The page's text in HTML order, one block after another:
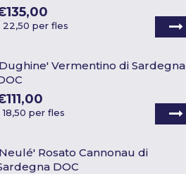
22,50 per fles
Vermentino di Sardegna
18,50 per fles
Rosato Cannonau di
DOC